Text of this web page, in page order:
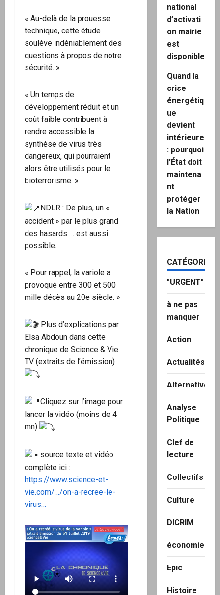
« Au-delà de la prouesse
technique, cette étude
soulève indéniablement des
questions à propos de notre
sécurité. »
« Un temps de
développement réduit et un
coût faible contribuent à
rendre accessible la
synthèse de virus très
dangereux, qui pourraient
alors être utilisés pour le
bioterrorisme. »
NDLR : De plus, un «
accident » par le plus grand
des hasards … est aussi
possible.
« Pour rappel, la variole a
provoqué entre 300 et 500
mille décès au 20e siècle. »
Plus d’explications par
Elsa Abdoun dans cette
chronique de Science & Vie
TV (extraits de l’émission)
Cliquez sur l’image pour
lancer la vidéo (moins de 4
mn)
source texte et vidéo
complète ici :
https://www.science-et-
vie.com/…/on-a-recree-le-
virus…
national
d’activati
on mairie
est
disponible
Quand la
crise
énergétiq
ue
devient
intérieure
: pourquoi
l’État doit
maintena
nt
protéger
la Nation
CATÉGORIES
"URGENT"
à ne pas
manquer
Action
Actualités
Alternatives
Analyse
Politique
Clef de
lecture
Collectifs
Culture
DICRIM
économie
Epic
Histoire